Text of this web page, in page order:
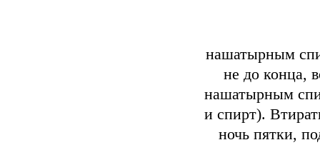
нашатырным
не до конца,
нашатырным
и спирт).
ночь пятки,